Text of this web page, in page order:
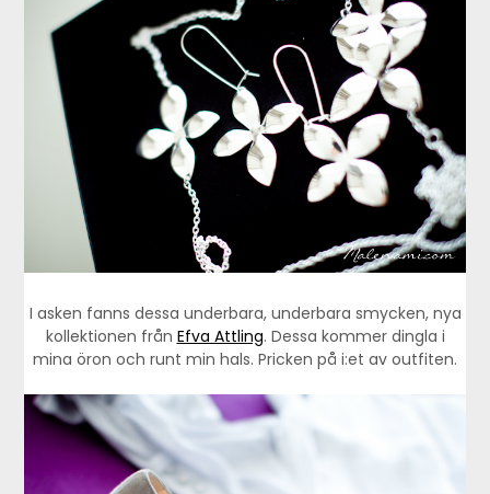
I asken fanns dessa underbara, underbara smycken, nya
kollektionen från Efva Attling. Dessa kommer dingla i
mina öron och runt min hals. Pricken på i:et av outfiten.